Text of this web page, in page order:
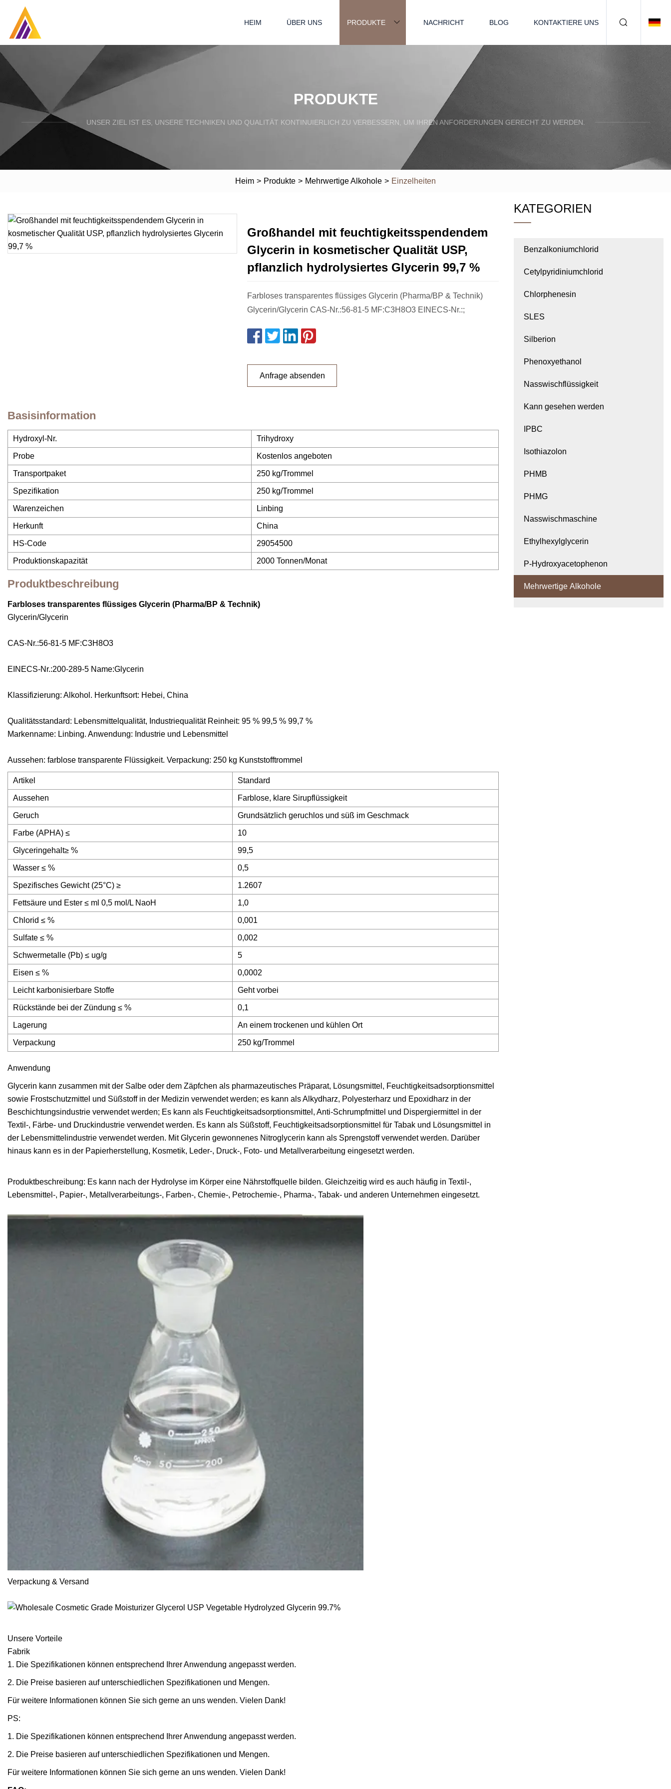
HEIM ÜBER UNS PRODUKTE NACHRICHT BLOG KONTAKTIERE UNS
PRODUKTE
UNSER ZIEL IST ES, UNSERE TECHNIKEN UND QUALITÄT KONTINUIERLICH ZU VERBESSERN, UM IHREN ANFORDERUNGEN GERECHT ZU WERDEN.
Heim > Produkte > Mehrwertige Alkohole > Einzelheiten
Großhandel mit feuchtigkeitsspendendem
Glycerin in kosmetischer Qualität USP,
pflanzlich hydrolysiertes Glycerin 99,7 %
Farbloses transparentes flüssiges Glycerin (Pharma/BP & Technik)
Glycerin/Glycerin CAS-Nr.:56-81-5 MF:C3H8O3 EINECS-Nr.:;
Anfrage absenden
Basisinformation
Hydroxyl-Nr. Trihydroxy
Probe Kostenlos angeboten
Transportpaket 250 kg/Trommel
Spezifikation 250 kg/Trommel
Warenzeichen Linbing
Herkunft China
HS-Code 29054500
Produktionskapazität 2000 Tonnen/Monat
Produktbeschreibung
Farbloses transparentes flüssiges Glycerin (Pharma/BP & Technik)
Glycerin/Glycerin
CAS-Nr.:56-81-5 MF:C3H8O3
EINECS-Nr.:200-289-5 Name:Glycerin
Klassifizierung: Alkohol. Herkunftsort: Hebei, China
Qualitätsstandard: Lebensmittelqualität, Industriequalität Reinheit: 95 % 99,5 % 99,7 %
Markenname: Linbing. Anwendung: Industrie und Lebensmittel
Aussehen: farblose transparente Flüssigkeit. Verpackung: 250 kg Kunststofftrommel
Artikel Standard
Aussehen Farblose, klare Sirupflüssigkeit
Geruch Grundsätzlich geruchlos und süß im Geschmack
Farbe (APHA) ≤ 10
Glyceringehalt≥ % 99,5
Wasser ≤ % 0,5
Spezifisches Gewicht (25°C) ≥ 1.2607
Fettsäure und Ester ≤ ml 0,5 mol/L NaoH 1,0
Chlorid ≤ % 0,001
Sulfate ≤ % 0,002
Schwermetalle (Pb) ≤ ug/g 5
Eisen ≤ % 0,0002
Leicht karbonisierbare Stoffe Geht vorbei
Rückstände bei der Zündung ≤ % 0,1
Lagerung An einem trockenen und kühlen Ort
Verpackung 250 kg/Trommel
Anwendung
Glycerin kann zusammen mit der Salbe oder dem Zäpfchen als pharmazeutisches Präparat, Lösungsmittel, Feuchtigkeitsadsorptionsmittel
sowie Frostschutzmittel und Süßstoff in der Medizin verwendet werden; es kann als Alkydharz, Polyesterharz und Epoxidharz in der
Beschichtungsindustrie verwendet werden; Es kann als Feuchtigkeitsadsorptionsmittel, Anti-Schrumpfmittel und Dispergiermittel in der
Textil-, Färbe- und Druckindustrie verwendet werden. Es kann als Süßstoff, Feuchtigkeitsadsorptionsmittel für Tabak und Lösungsmittel in
der Lebensmittelindustrie verwendet werden. Mit Glycerin gewonnenes Nitroglycerin kann als Sprengstoff verwendet werden. Darüber
hinaus kann es in der Papierherstellung, Kosmetik, Leder-, Druck-, Foto- und Metallverarbeitung eingesetzt werden.
Produktbeschreibung: Es kann nach der Hydrolyse im Körper eine Nährstoffquelle bilden. Gleichzeitig wird es auch häufig in Textil-,
Lebensmittel-, Papier-, Metallverarbeitungs-, Farben-, Chemie-, Petrochemie-, Pharma-, Tabak- und anderen Unternehmen eingesetzt.
Verpackung & Versand
Unsere Vorteile
Fabrik
1. Die Spezifikationen können entsprechend Ihrer Anwendung angepasst werden.
2. Die Preise basieren auf unterschiedlichen Spezifikationen und Mengen.
Für weitere Informationen können Sie sich gerne an uns wenden. Vielen Dank!
PS:
1. Die Spezifikationen können entsprechend Ihrer Anwendung angepasst werden.
2. Die Preise basieren auf unterschiedlichen Spezifikationen und Mengen.
Für weitere Informationen können Sie sich gerne an uns wenden. Vielen Dank!
KATEGORIEN
Benzalkoniumchlorid
Cetylpyridiniumchlorid
Chlorphenesin
SLES
Silberion
Phenoxyethanol
Nasswischflüssigkeit
Kann gesehen werden
IPBC
Isothiazolon
PHMB
PHMG
Nasswischmaschine
Ethylhexylglycerin
P-Hydroxyacetophenon
Mehrwertige Alkohole